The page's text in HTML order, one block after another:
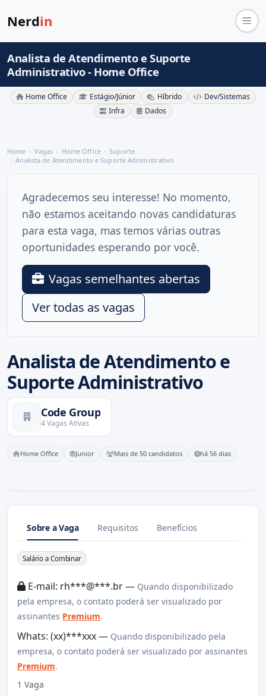
Nerdin
Analista de Atendimento e Suporte
Administrativo - Home Office
Home Office Estágio/Júnior Híbrido
Dev/Sistemas
Infra
Dados
Home Vagas Home Office
Suporte
Analista de Atendimento e Suporte Administrativo
Analista de Atendimento e
Suporte Administrativo
Code Group
4 Vagas Ativas
Home Office Junior Mais de 50 candidatos há 56 dias
Agradecemos seu interesse! No momento,
não estamos aceitando novas candidaturas
para esta vaga, mas temos várias outras
oportunidades esperando por você.
Vagas semelhantes abertas
Ver todas as vagas
Sobre a Vaga Requisitos Benefícios
Sobre a Vaga
Salário a Combinar
E-mail: rh***@***.br — Quando disponibilizado
pela empresa, o contato poderá ser visualizado por
assinantes Premium.
Whats: (xx)***xxx — Quando disponibilizado pela
empresa, o contato poderá ser visualizado por assinantes
Premium.
1 Vaga